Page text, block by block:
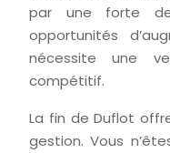
par une forte
opportunités
nécessite une
compétitif.
La fin de Duflot
gestion. Vous